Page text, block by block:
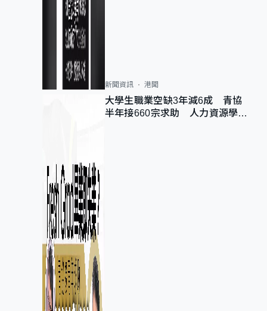
新聞資訊 港聞
大學生職業空缺3年減6成 青協
半年接660宗求助 人力資源學